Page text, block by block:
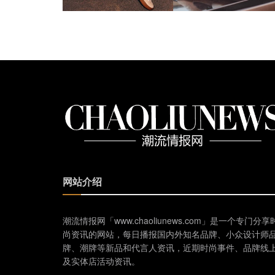
网站介绍
潮流情报网「www.chaoliunews.com」是一个专门分享
尚资讯的网站，每日播报国内外知名品牌、小众设计师
牌、潮牌等新品和代言人资讯，近期时尚事件、品牌线
及实体店活动资讯。